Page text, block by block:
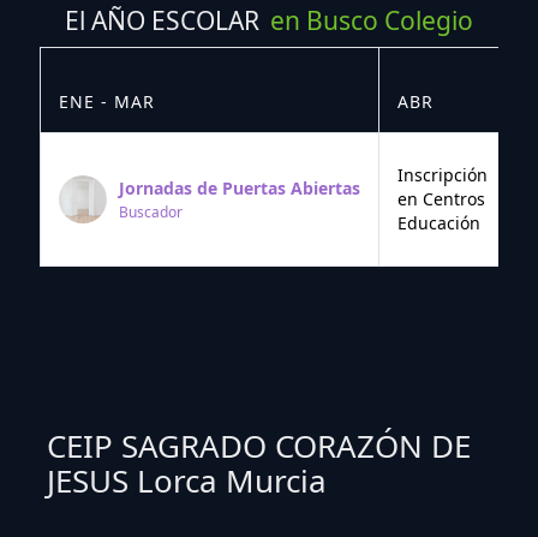
El AÑO ESCOLAR en Busco Colegio
ENE - MAR ABR
Jornadas de Puertas Abiertas
Buscador
Inscripción
en Centros
Educación
CEIP SAGRADO CORAZÓN DE
JESUS Lorca Murcia